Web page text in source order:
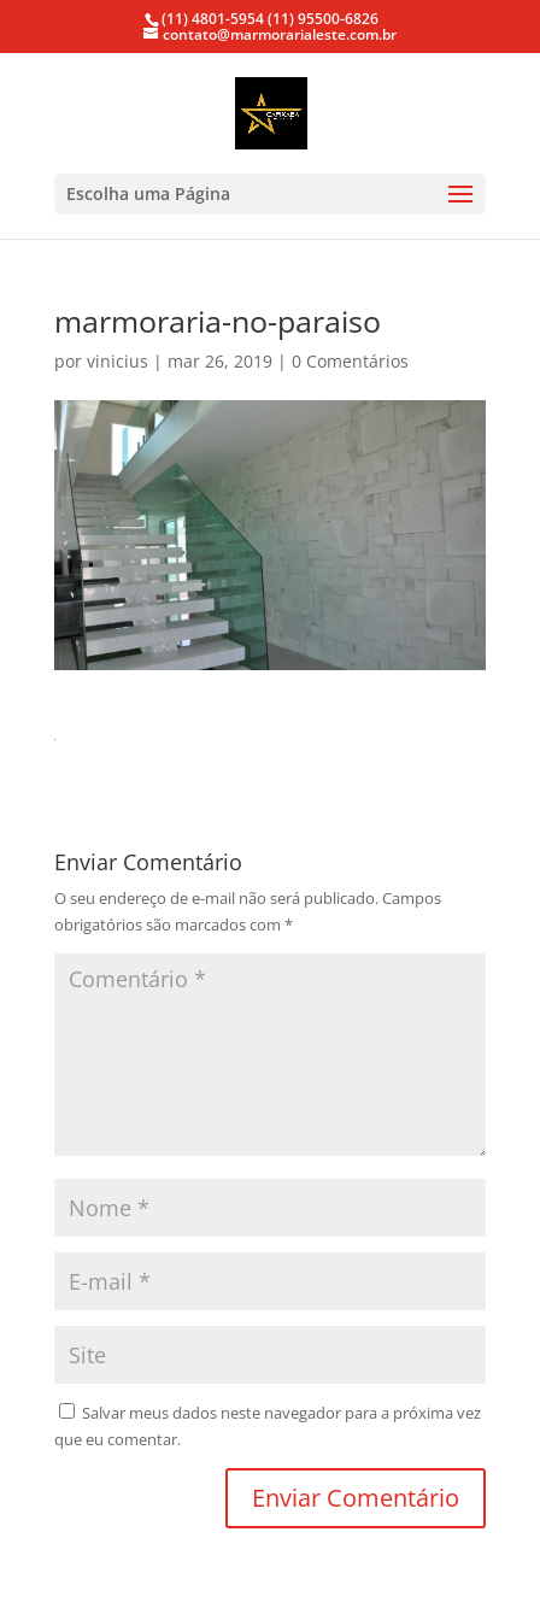
(11) 4801-5954(11) 95500-6826
contato@marmorarialeste.com.br
Escolha uma Página
marmoraria-no-paraiso
por vinicius | mar 26, 2019| 0 Comentários
Enviar Comentário
O seu endereço de e-mail não será publicado.Campos
obrigatórios são marcados com *
Salvar meus dados neste navegador para a próxima vez
que eu comentar.